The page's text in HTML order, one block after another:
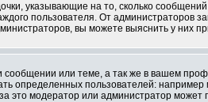
указывающие на то, сколько
пользователя. От администраторов
вы можете выяснить у них
или теме, а так же в вашем
определенных пользователей:
модератор или администратор